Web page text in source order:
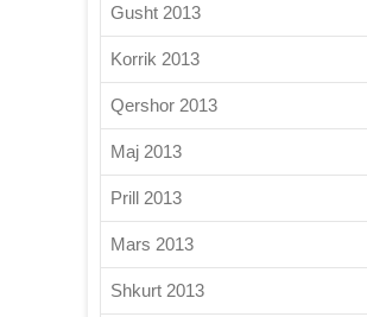
Gusht 2013
Korrik 2013
Qershor 2013
Maj 2013
Prill 2013
Mars 2013
Shkurt 2013